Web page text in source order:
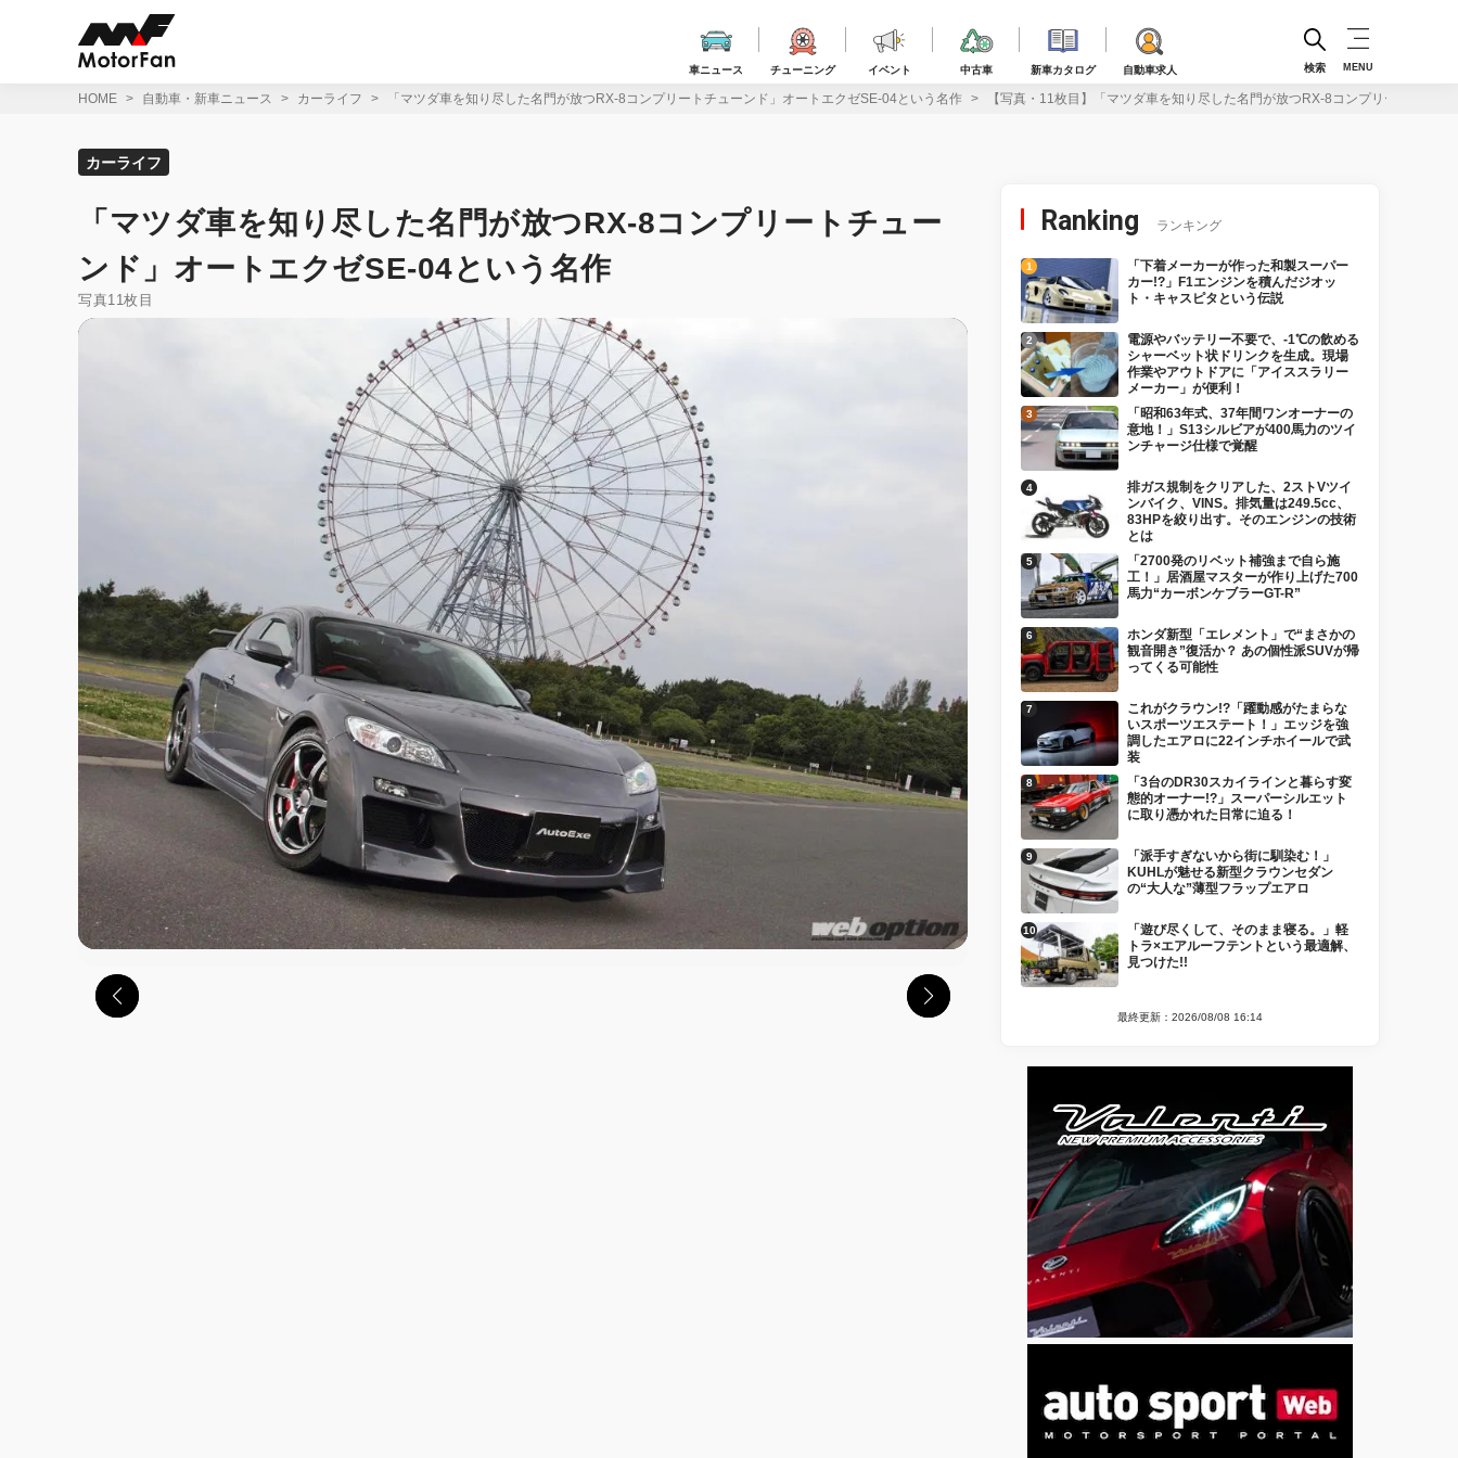
車ニュース チューニング イベント 中古車 新車カタログ 自動車求人 検索 MENU
HOME 自動車・新車ニュース カーライフ 「マツダ車を知り尽した名門が放つRX-8コンプリートチューンド」オートエクゼSE-04という名作 【写真・11枚目】「マツダ車を知り尽した名門が放つRX-8コンプリートチュ
カーライフ
「マツダ車を知り尽した名門が放つRX-8コンプリートチュー
ンド」オートエクゼSE-04という名作
写真11枚目
Ranking ランキング
「下着メーカーが作った和製スーパー
カー!?」F1エンジンを積んだジオッ
ト・キャスピタという伝説
電源やバッテリー不要で、-1℃の飲める
シャーベット状ドリンクを生成。現場
作業やアウトドアに「アイススラリー
メーカー」が便利！
「昭和63年式、37年間ワンオーナーの
意地！」S13シルビアが400馬力のツイ
ンチャージ仕様で覚醒
排ガス規制をクリアした、2ストVツイ
ンバイク、VINS。排気量は249.5cc、
83HPを絞り出す。そのエンジンの技術
とは
「2700発のリベット補強まで自ら施
工！」居酒屋マスターが作り上げた700
馬力“カーボンケブラーGT-R”
ホンダ新型「エレメント」で“まさかの
観音開き”復活か？ あの個性派SUVが帰
ってくる可能性
これがクラウン!?「躍動感がたまらな
いスポーツエステート！」エッジを強
調したエアロに22インチホイールで武
装
「3台のDR30スカイラインと暮らす変
態的オーナー!?」スーパーシルエット
に取り憑かれた日常に迫る！
「派手すぎないから街に馴染む！」
KUHLが魅せる新型クラウンセダン
の“大人な”薄型フラップエアロ
「遊び尽くして、そのまま寝る。」軽
トラ×エアルーフテントという最適解、
見つけた!!
最終更新：2026/08/08 16:14